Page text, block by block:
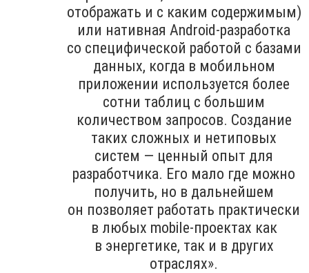
отображать и с каким содержимым)
или нативная Android-разработка
со специфической работой с базами
данных, когда в мобильном
приложении используется более
сотни таблиц с большим
количеством запросов. Создание
таких сложных и нетиповых
систем — ценный опыт для
разработчика. Его мало где можно
получить, но в дальнейшем
он позволяет работать практически
в любых mobile-проектах как
в энергетике, так и в других
отраслях».